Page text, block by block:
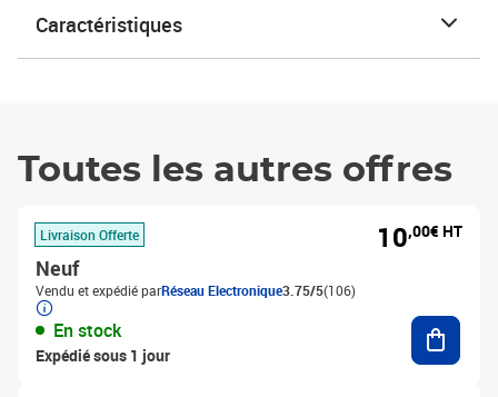
Caractéristiques
Toutes les autres offres
Livraison Offerte
Neuf
Vendu et expédié parRéseau Electronique3.75/5(106)
En stock
Expédié sous 1 jour
10,00€ HT